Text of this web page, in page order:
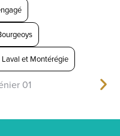
et Montérégie